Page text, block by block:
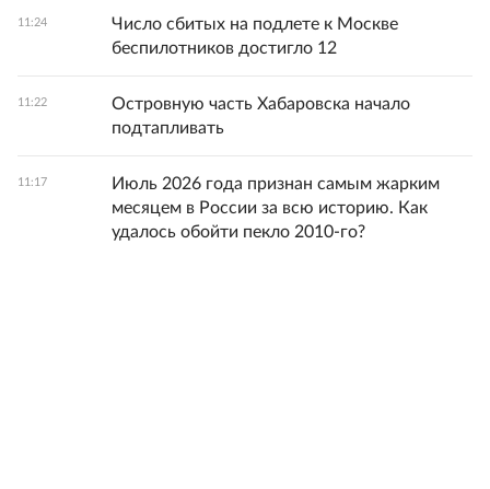
11:24
Число сбитых на подлете к Москве
беспилотников достигло 12
11:22
Островную часть Хабаровска начало
подтапливать
11:17
Июль 2026 года признан самым жарким
месяцем в России за всю историю. Как
удалось обойти пекло 2010-го?